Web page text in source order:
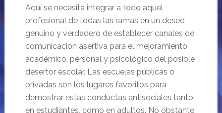
Aquí se necesita integrar a todo aquel
profesional de todas las ramas en un deseo
genuino y verdadero de establecer canales de
comunicación asertiva para el mejoramiento
académico, personal y psicológico del posible
desertor escolar. Las escuelas públicas o
privadas son los lugares favoritos para
demostrar estas conductas antisociales tanto
en estudiantes, como en adultos. No obstante,